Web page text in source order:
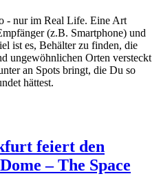
- nur im Real Life. Eine Art
(z.B. Smartphone) und
ist es, Behälter zu finden, die
ungewöhnlichen Orten versteckt
an Spots bringt, die Du so
hättest.
feiert den
– The Space